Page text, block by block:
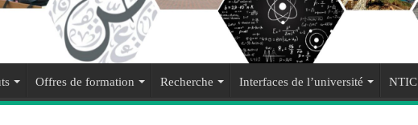
Offres de formation Recherche Interfaces de l’université NTIC